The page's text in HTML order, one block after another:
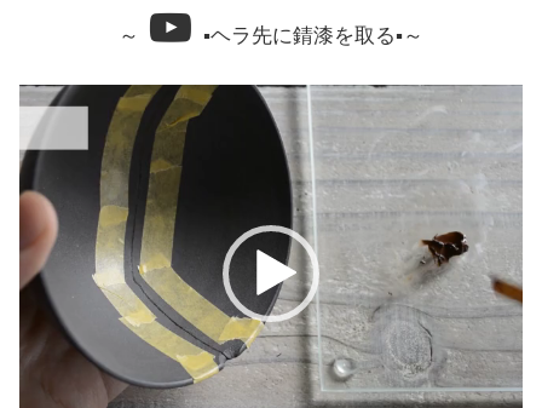
～ ▪ヘラ先に錆漆を取る▪～
動
画
プ
レ
ー
ヤ